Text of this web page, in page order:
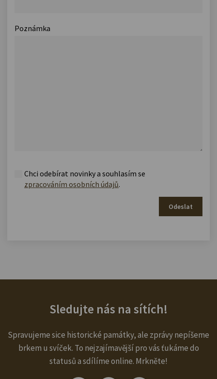
Poznámka
Chci odebírat novinky a souhlasím se
zpracováním osobních údajů.
Odeslat
Sledujte nás na sítích!
Spravujeme sice historické památky, ale zprávy nepíšeme
brkem u svíček. To nejzajímavější pro vás ťukáme do
statusů a sdílíme online. Mrkněte!